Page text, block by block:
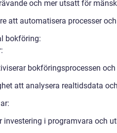
och mer utsatt för
att automatisera processer
bokföring:
bokföringsprocessen
att analysera realtidsdata
investering i programvara och